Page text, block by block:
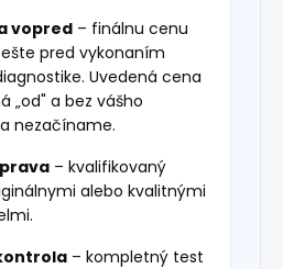
vopred – finálnu cenu
pred vykonaním
Uvedená cena
„od" a bez vášho
nezačíname.
– kvalifikovaný
alebo kvalitnými
– kompletný test